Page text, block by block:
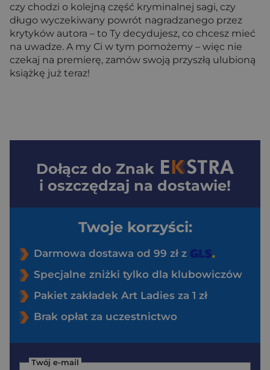
czy chodzi o kolejną część kryminalnej sagi, czy
długo wyczekiwany powrót nagradzanego przez
krytyków autora – to Ty decydujesz, co chcesz mieć
na uwadze. A my Ci w tym pomożemy – więc nie
czekaj na premierę, zamów swoją przyszłą ulubioną
książkę już teraz!
Dołącz do Znak
i oszczędzaj na dostawie!
Twoje korzyści:
Darmowa dostawa od 99 zł z
Specjalne zniżki tylko dla klubowiczów
Pakiet zakładek Art Ladies za 1 zł
Brak opłat za uczestnictwo
Twój e-mail